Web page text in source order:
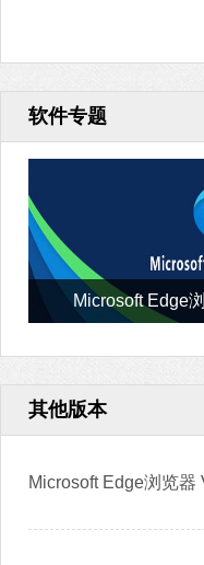
软件专题
Microsoft Edge
其他版本
Microsoft Edge浏览器